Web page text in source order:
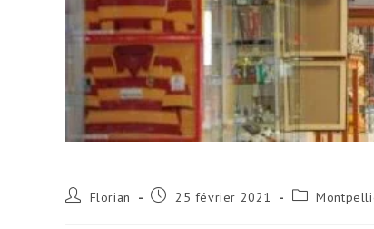
Florian 25 février 2021